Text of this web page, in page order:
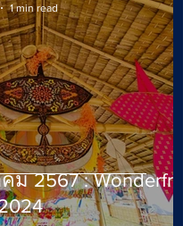
ม 2567 : Wonderfruit
1 min read